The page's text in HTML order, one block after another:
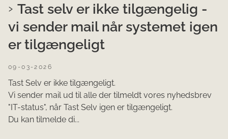
Tast selv er ikke tilgængelig -
vi sender mail når systemet igen
er tilgængeligt
09-03-2026
Tast Selv er ikke tilgængeligt.
Vi sender mail ud til alle der tilmeldt vores nyhedsbrev
"IT-status", når Tast Selv igen er tilgængeligt.
Du kan tilmelde di...